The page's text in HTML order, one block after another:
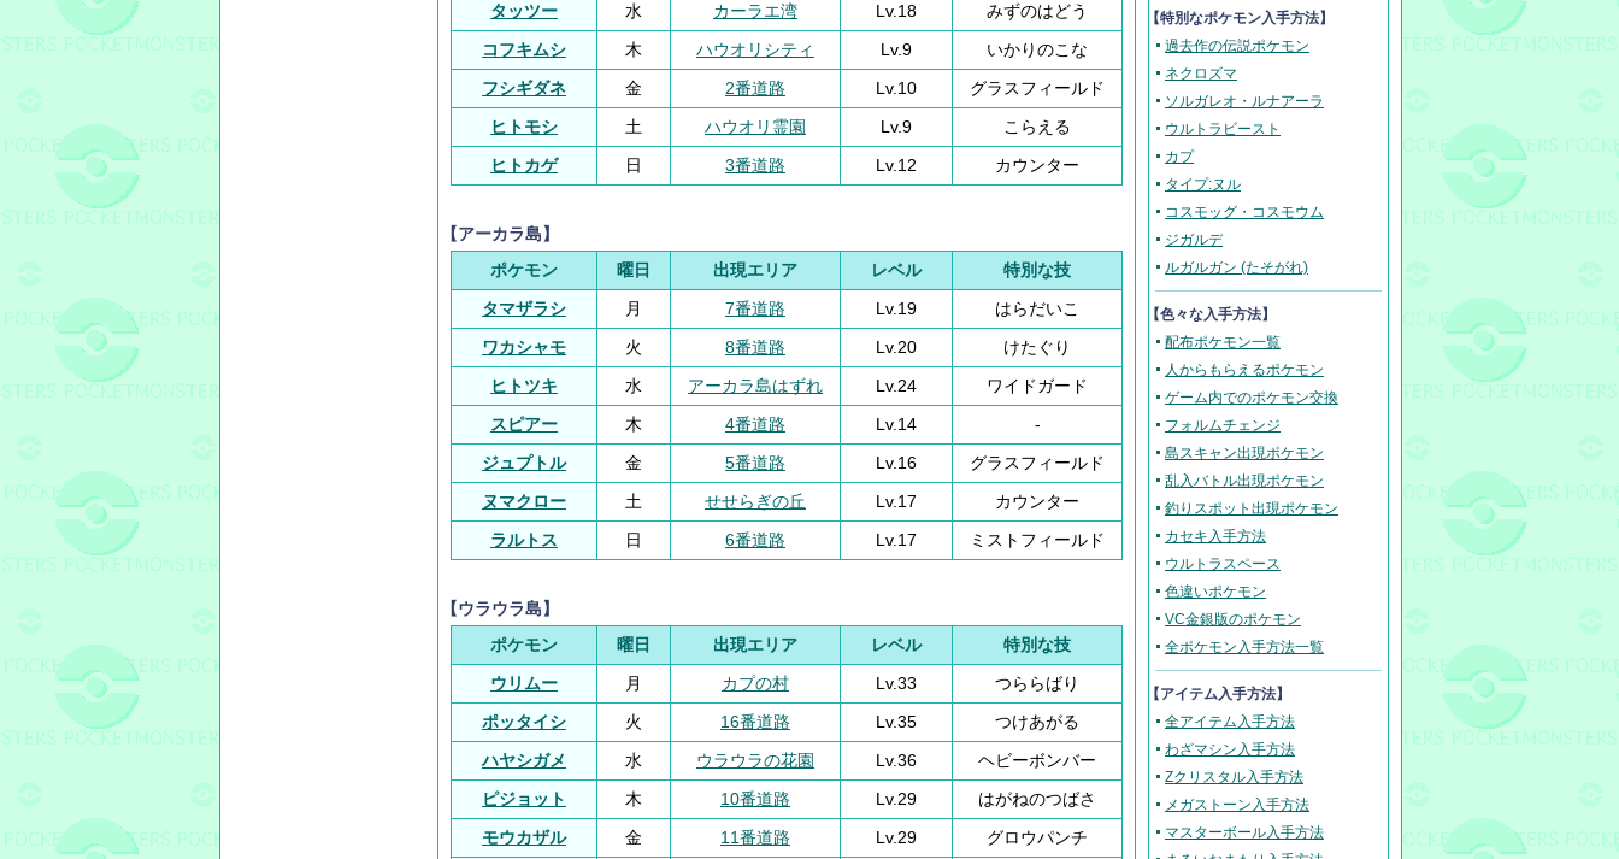
タッツー
水 カーラエ湾 Lv.18
みずのはどう
コフキムシ
木 ハウオリシティ Lv.9
いかりのこな
フシギダネ
金 2番道路 Lv.10
グラスフィールド
ヒトモシ
土 ハウオリ霊園 Lv.9
こらえる
ヒトカゲ
日 3番道路 Lv.12 カウンター
【アーカラ島】
ポケモン
曜日 出現エリア レベル
特別な技
タマザラシ
月 7番道路 Lv.19
はらだいこ
ワカシャモ
火 8番道路 Lv.20
けたぐり
ヒトツキ
水 アーカラ島はずれ Lv.24
ワイドガード
スピアー
木 4番道路 Lv.14
-
ジュプトル
金 5番道路 Lv.16
グラスフィールド
ヌマクロー
土 せせらぎの丘 Lv.17
カウンター
ラルトス
日 6番道路 Lv.17 ミストフィールド
【ウラウラ島】
ポケモン
曜日 出現エリア レベル
特別な技
ウリムー
月 カプの村 Lv.33
つららばり
ポッタイシ
火 16番道路 Lv.35
つけあがる
ハヤシガメ
水 ウラウラの花園 Lv.36
ヘビーボンバー
ピジョット
木 10番道路 Lv.29
はがねのつばさ
モウカザル
金 11番道路 Lv.29
グロウパンチ
【特別なポケモン入手方法】
過去作の伝説ポケモン
ネクロズマ
ソルガレオ・ルナアーラ
ウルトラビースト
カプ
タイプ:ヌル
コスモッグ・コスモウム
ジガルデ
ルガルガン (たそがれ)
【色々な入手方法】
配布ポケモン一覧
人からもらえるポケモン
ゲーム内でのポケモン交換
フォルムチェンジ
島スキャン出現ポケモン
乱入バトル出現ポケモン
釣りスポット出現ポケモン
カセキ入手方法
ウルトラスペース
色違いポケモン
VC金銀版のポケモン
全ポケモン入手方法一覧
【アイテム入手方法】
全アイテム入手方法
わざマシン入手方法
Zクリスタル入手方法
メガストーン入手方法
マスターボール入手方法